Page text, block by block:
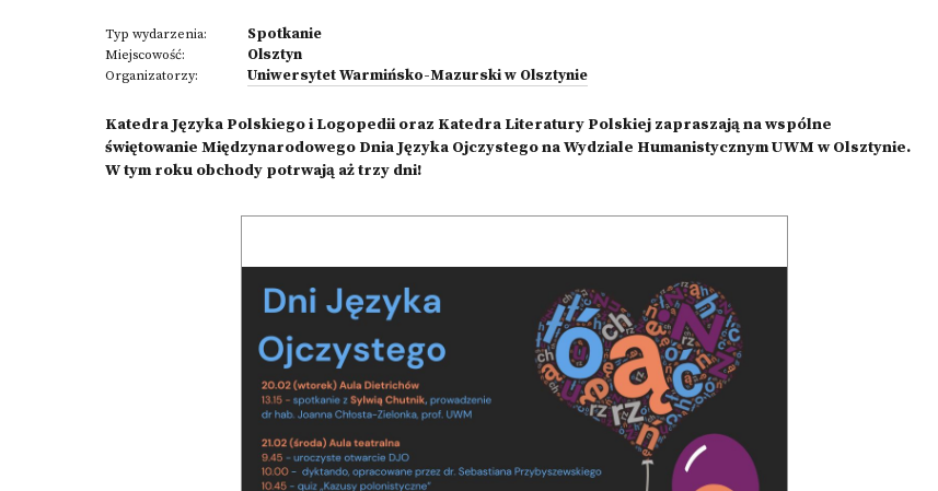
Typ wydarzenia: Spotkanie
Miejscowość: Olsztyn
Organizatorzy: Uniwersytet Warmińsko-Mazurski w Olsztynie
Katedra Języka Polskiego i Logopedii oraz Katedra Literatury Polskiej zapraszają na wspólne
świętowanie Międzynarodowego Dnia Języka Ojczystego na Wydziale Humanistycznym UWM w Olsztynie.
W tym roku obchody potrwają aż trzy dni!